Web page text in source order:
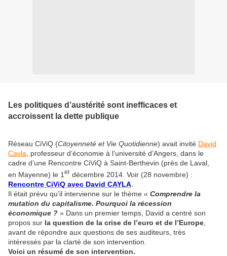
Les politiques d’austérité sont inefficaces et
accroissent la dette publique
Réseau CiViQ (Citoyenneté et Vie Quotidienne) avait invité David
Cayla , professeur d’économie à l’université d’Angers, dans le
cadre d’une Rencontre CiViQ à Saint-Berthevin (près de Laval,
en Mayenne) le 1 er décembre 2014. Voir (28 novembre) :
Rencontre CiViQ avec David CAYLA
Il était prévu qu’il intervienne sur le thème « Comprendre la
mutation du capitalisme. Pourquoi la récession
économique ? » Dans un premier temps, David a centré son
propos sur la question de la crise de l’euro et de l’Europe
avant de répondre aux questions de ses auditeurs, très
intéressés par la clarté de son intervention.
Voici un résumé de son intervention.